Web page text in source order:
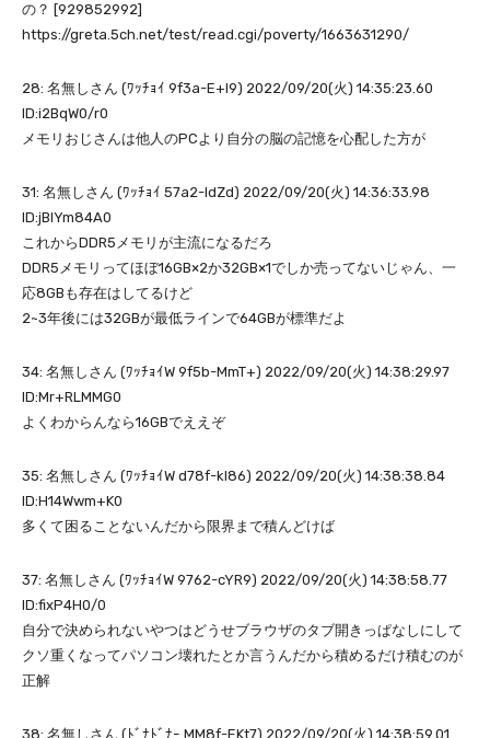
の？ [929852992]
https://greta.5ch.net/test/read.cgi/poverty/1663631290/
28: 名無しさん (ﾜｯﾁｮｲ 9f3a-E+l9) 2022/09/20(火) 14:35:23.60
ID:i2BqW0/r0
メモリおじさんは他人のPCより自分の脳の記憶を心配した方が
31: 名無しさん (ﾜｯﾁｮｲ 57a2-ldZd) 2022/09/20(火) 14:36:33.98
ID:jBIYm84A0
これからDDR5メモリが主流になるだろ
DDR5メモリってほぼ16GB×2か32GB×1でしか売ってないじゃん、一
応8GBも存在はしてるけど
2~3年後には32GBが最低ラインで64GBが標準だよ
34: 名無しさん (ﾜｯﾁｮｲW 9f5b-MmT+) 2022/09/20(火) 14:38:29.97
ID:Mr+RLMMG0
よくわからんなら16GBでええぞ
35: 名無しさん (ﾜｯﾁｮｲW d78f-kl86) 2022/09/20(火) 14:38:38.84
ID:H14Wwm+K0
多くて困ることないんだから限界まで積んどけば
37: 名無しさん (ﾜｯﾁｮｲW 9762-cYR9) 2022/09/20(火) 14:38:58.77
ID:fixP4H0/0
自分で決められないやつはどうせブラウザのタブ開きっぱなしにして
クソ重くなってパソコン壊れたとか言うんだから積めるだけ積むのが
正解
38: 名無しさん (ﾄﾞﾅﾄﾞﾅｰ MM8f-EKt7) 2022/09/20(火) 14:38:59.01